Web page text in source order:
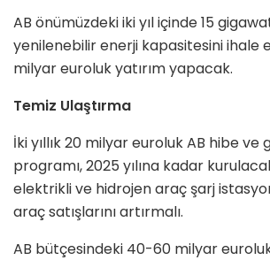
AB önümüzdeki iki yıl içinde 15
yenilenebilir enerji kapasitesini ihale
milyar euroluk yatırım yapacak.
Temiz Ulaştırma
İki yıllık 20 milyar euroluk AB hibe ve
programı, 2025 yılına kadar
elektrikli ve hidrojen araç şarj
araç satışlarını artırmalı.
AB bütçesindeki 40-60 milyar euroluk